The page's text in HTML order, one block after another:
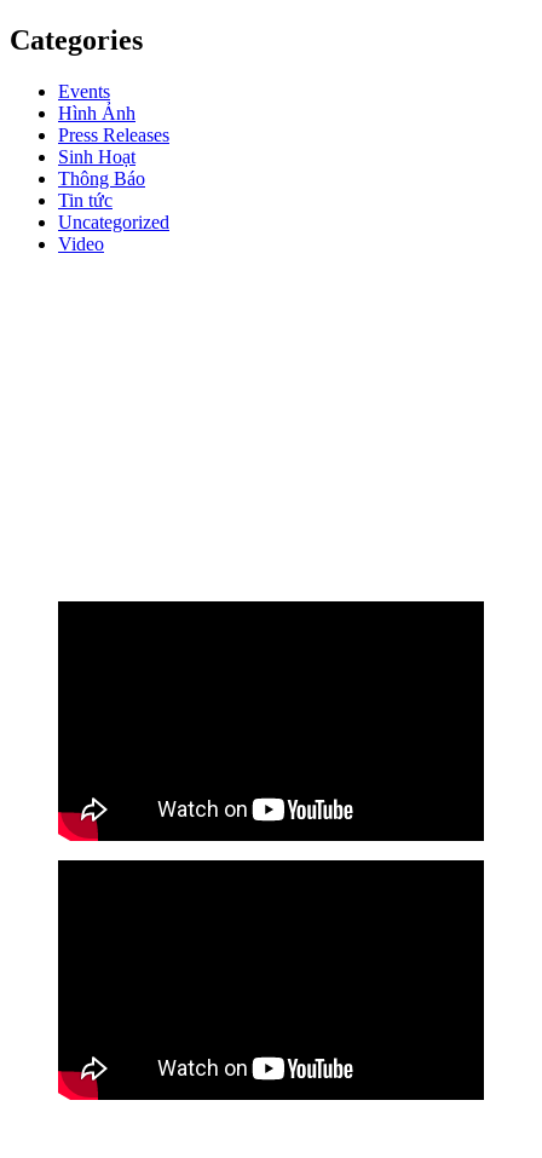
Categories
Events
Hình Ảnh
Press Releases
Sinh Hoạt
Thông Báo
Tin tức
Uncategorized
Video